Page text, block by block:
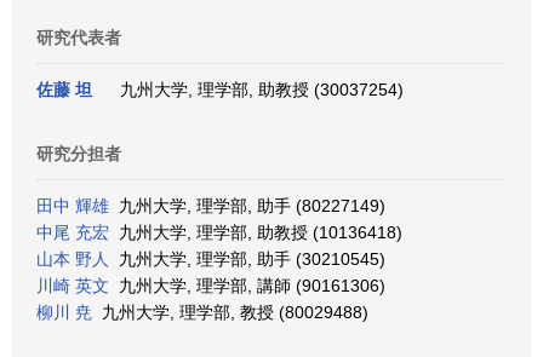
研究代表者
佐藤 坦 九州大学, 理学部, 助教授 (30037254)
研究分担者
田中 輝雄 九州大学, 理学部, 助手 (80227149)
中尾 充宏 九州大学, 理学部, 助教授 (10136418)
山本 野人
九州大学, 理学部, 助手 (30210545)
川崎 英文 九州大学, 理学部, 講師 (90161306)
柳川 尭 九州大学, 理学部, 教授 (80029488)